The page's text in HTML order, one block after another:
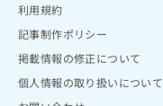
利用規約
記事制作ポリシー
掲載情報の修正について
個人情報の取り扱いについて